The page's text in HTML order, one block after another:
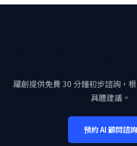
躍創提供免費 30 分鐘初步諮詢，
具體建議。
預約 AI 顧問諮詢